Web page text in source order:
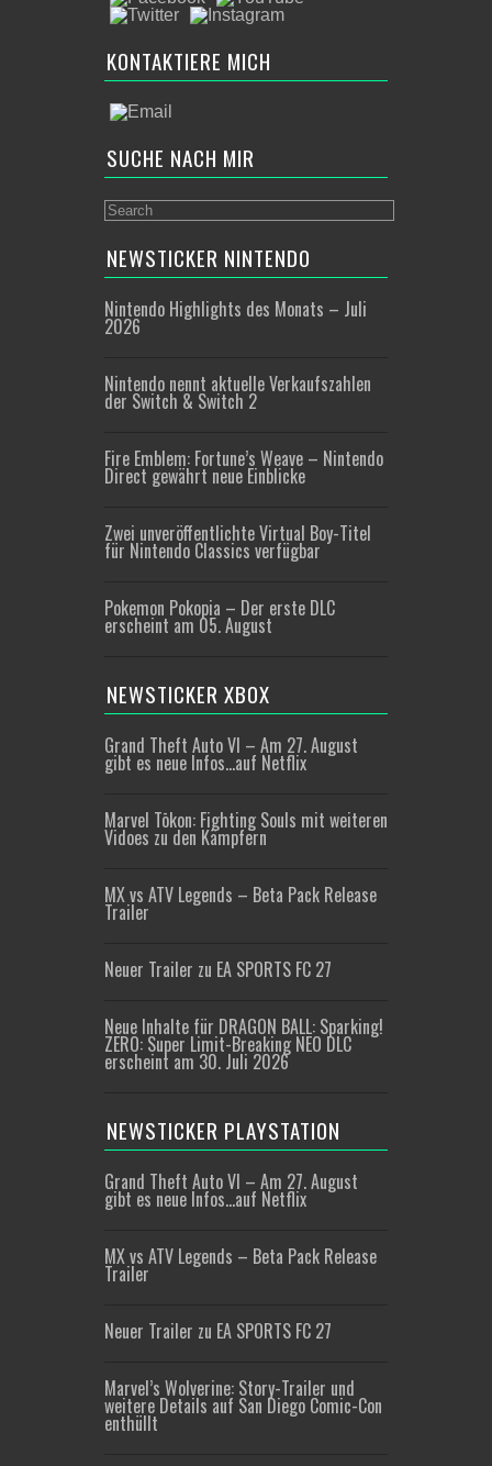
KONTAKTIERE MICH
SUCHE NACH MIR
NEWSTICKER NINTENDO
Nintendo Highlights des Monats – Juli
2026
Nintendo nennt aktuelle Verkaufszahlen
der Switch & Switch 2
Fire Emblem: Fortune’s Weave – Nintendo
Direct gewährt neue Einblicke
Zwei unveröffentlichte Virtual Boy-Titel
für Nintendo Classics verfügbar
Pokemon Pokopia – Der erste DLC
erscheint am 05. August
NEWSTICKER XBOX
Grand Theft Auto VI – Am 27. August
gibt es neue Infos…auf Netflix
Marvel Tōkon: Fighting Souls mit weiteren
Vidoes zu den Kämpfern
MX vs ATV Legends – Beta Pack Release
Trailer
Neuer Trailer zu EA SPORTS FC 27
Neue Inhalte für DRAGON BALL: Sparking!
ZERO: Super Limit-Breaking NEO DLC
erscheint am 30. Juli 2026
NEWSTICKER PLAYSTATION
Grand Theft Auto VI – Am 27. August
gibt es neue Infos…auf Netflix
MX vs ATV Legends – Beta Pack Release
Trailer
Neuer Trailer zu EA SPORTS FC 27
Marvel’s Wolverine: Story-Trailer und
weitere Details auf San Diego Comic-Con
enthüllt